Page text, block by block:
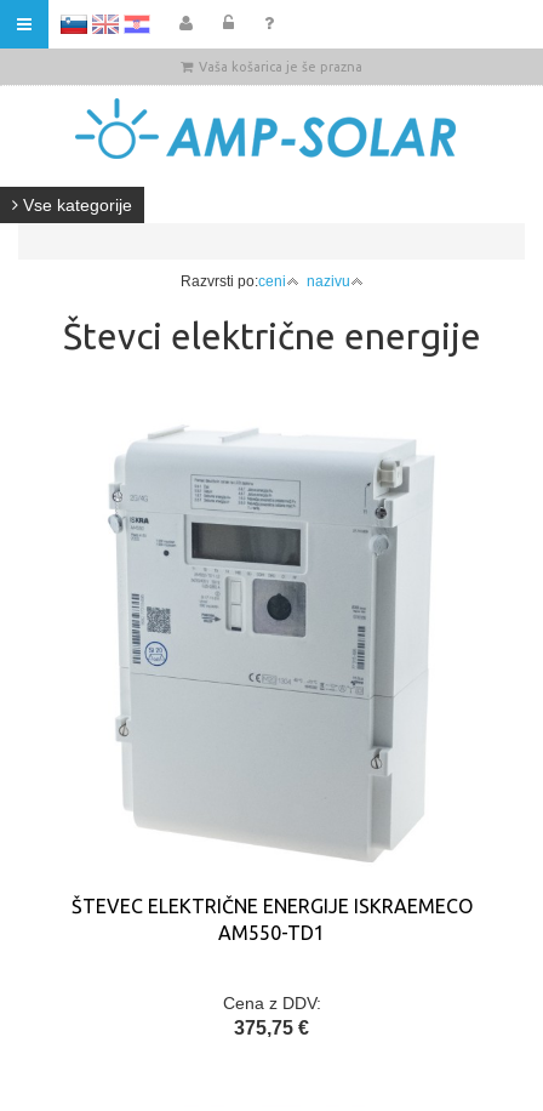
HR
Vaša košarica je še prazna
Vse kategorije
Razvrsti po:ceni nazivu
Števci električne energije
ŠTEVEC ELEKTRIČNE ENERGIJE ISKRAEMECO
AM550-TD1
Cena z DDV:
375,75 €